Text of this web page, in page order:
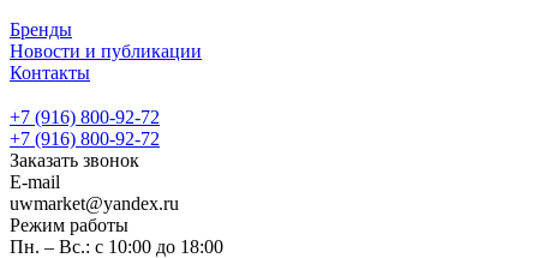
Бренды
Новости и публикации
Контакты
+7 (916) 800-92-72
+7 (916) 800-92-72
Заказать звонок
E-mail
uwmarket@yandex.ru
Режим работы
Пн. – Вс.: с 10:00 до 18:00